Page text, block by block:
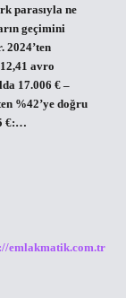
parasıyla ne
geçimini
2024’ten
avro
17.006 € –
%42’ye doğru
€:…
emlakmatik.com.tr